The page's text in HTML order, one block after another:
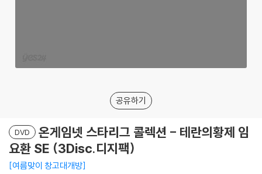
공유하기
DVD
온게임넷 스타리그 콜렉션 - 테란의황제 임
요환 SE (3Disc.디지팩)
여름맞이 창고대개방